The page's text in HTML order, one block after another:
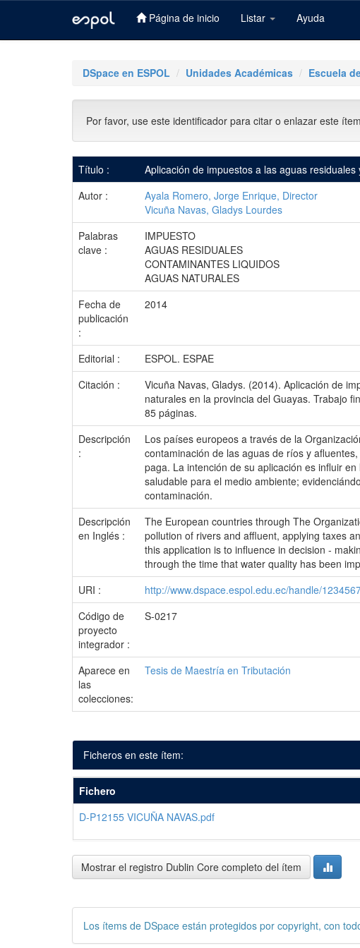
Página de inicio Listar Ayuda
DSpace en ESPOL Unidades Académicas Escuela
Por favor, use este identificador para citar o enlazar este
Título :
Aplicación de impuestos a las aguas
Autor :
Ayala Romero, Jorge Enrique, Director
Vicuña Navas, Gladys Lourdes
Palabras
clave :
IMPUESTO
AGUAS RESIDUALES
CONTAMINANTES LIQUIDOS
AGUAS NATURALES
Fecha de
publicación
:
2014
Editorial :
ESPOL. ESPAE
Citación :
Vicuña Navas, Gladys. (2014). Aplicación de
naturales en la provincia del Guayas. Trabajo
85 páginas.
Descripción
:
Los países europeos a través de la
contaminación de las aguas de ríos y
paga. La intención de su aplicación es influir
saludable para el medio ambiente;
contaminación.
Descripción
en Inglés :
The European countries through The
pollution of rivers and affluent, applying taxes
this application is to influence in decision -
through the time that water quality has been
URI :
http://www.dspace.espol.edu.ec/handle/
Código de
proyecto
integrador :
S-0217
Aparece en
las
colecciones:
Tesis de Maestría en Tributación
Ficheros en este ítem:
Fichero
D-P12155 VICUÑA NAVAS.pdf
Mostrar el registro Dublin Core completo del ítem
Los ítems de DSpace están protegidos por copyright, con